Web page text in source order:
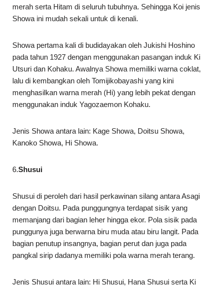
merah serta Hitam di seluruh tubuhnya. Sehingga Koi jenis
Showa ini mudah sekali untuk di kenali.
Showa pertama kali di budidayakan oleh Jukishi Hoshino
pada tahun 1927 dengan menggunakan pasangan induk Ki
Utsuri dan Kohaku. Awalnya Showa memiliki warna coklat,
lalu di kembangkan oleh Tomijikobayashi yang kini
menghasilkan warna merah (Hi) yang lebih pekat dengan
menggunakan induk Yagozaemon Kohaku.
Jenis Showa antara lain: Kage Showa, Doitsu Showa,
Kanoko Showa, Hi Showa.
6.Shusui
Shusui di peroleh dari hasil perkawinan silang antara Asagi
dengan Doitsu. Pada punggungnya terdapat sisik yang
memanjang dari bagian leher hingga ekor. Pola sisik pada
punggunya juga berwarna biru muda atau biru langit. Pada
bagian penutup insangnya, bagian perut dan juga pada
pangkal sirip dadanya memiliki pola warna merah terang.
Jenis Shusui antara lain: Hi Shusui, Hana Shusui serta Ki